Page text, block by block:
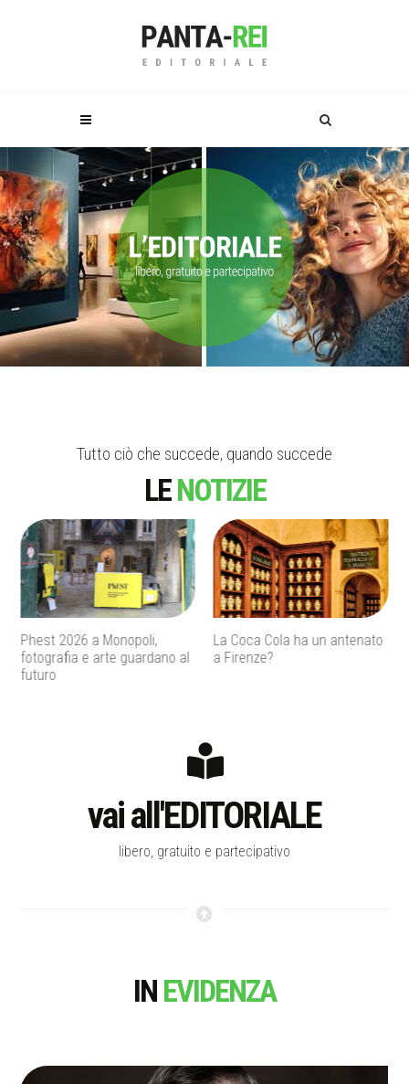
Tutto ciò che succede, quando succede
LENOTIZIE
La Coca Cola ha un antenato
a Firenze?
Agenti IA e sicurezza, quando
l’autonomia diventa un
vai all'EDITORIALE
libero, gratuito e partecipativo
IN EVIDENZA